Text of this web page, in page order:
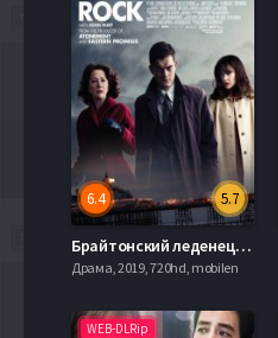
5.7
6.4
Брайтонский леденец (2010)
Драма, 2019, 720hd, mobilen
WEB-DLRip